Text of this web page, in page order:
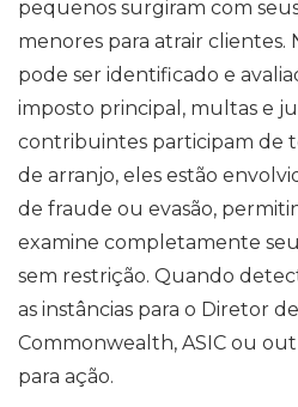
pequenos surgiram com
menores para atrair
pode ser identificado e
imposto principal, multas e
contribuintes participam de
de arranjo, eles estão
de fraude ou evasão,
examine completamente
sem restrição. Quando
as instâncias para o Diretor
Commonwealth, ASIC ou
para ação.